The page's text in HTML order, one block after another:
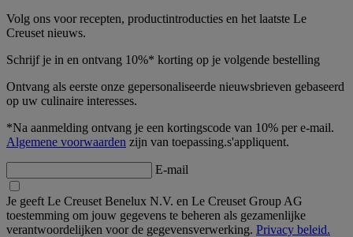
Volg ons voor recepten, productintroducties en het laatste Le
Creuset nieuws.
Schrijf je in en ontvang 10%* korting op je volgende bestelling
Ontvang als eerste onze gepersonaliseerde nieuwsbrieven gebaseerd
op uw culinaire interesses.
*Na aanmelding ontvang je een kortingscode van 10% per e-mail.
Algemene voorwaarden zijn van toepassing.s'appliquent.
E-mail
Je geeft Le Creuset Benelux N.V. en Le Creuset Group AG
toestemming om jouw gegevens te beheren als gezamenlijke
verantwoordelijken voor de gegevensverwerking. Privacy beleid.